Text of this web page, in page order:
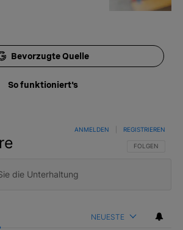
Bevorzugte Quelle
So funktioniert's
FOLGE DIESER
FOLGEN
ANMELDEN REGISTRIEREN
NEUESTE